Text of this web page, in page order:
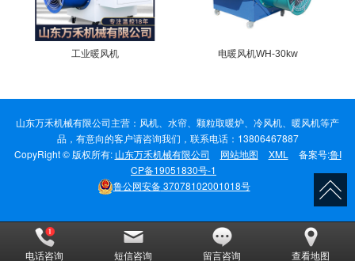
工业暖风机 电暖风机WH-30kw
山东万禾机械有限公司主营：风机、水帘、颗粒取暖炉、冷风机、暖风机等产
品，有意向的客户请咨询我们，联系电话：13806467887
CopyRight © 版权所有: 山东万禾机械有限公司 网站地图 XML 备案号:鲁I
CP备19051830号-1
鲁公网安备37078102001018号
电话咨询 短信咨询 留言咨询 查看地图